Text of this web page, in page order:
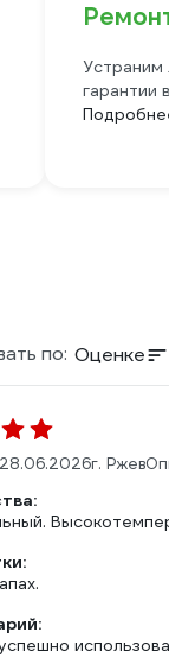
Устраним
гарантии
по: Оценке
28.06.2026г. Ржев